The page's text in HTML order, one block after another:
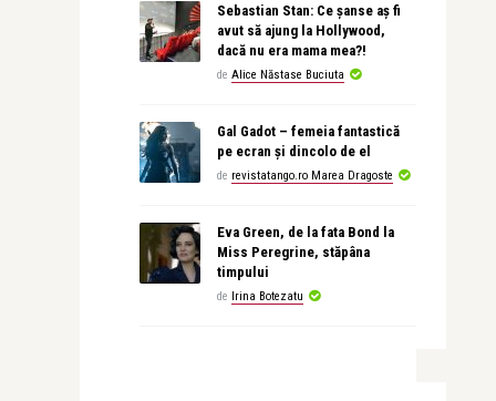
Sebastian Stan: Ce șanse aș fi
avut să ajung la Hollywood,
dacă nu era mama mea?!
de Alice Năstase Buciuta
Gal Gadot – femeia fantastică
pe ecran și dincolo de el
de revistatango.ro Marea Dragoste
Eva Green, de la fata Bond la
Miss Peregrine, stăpâna
timpului
de Irina Botezatu